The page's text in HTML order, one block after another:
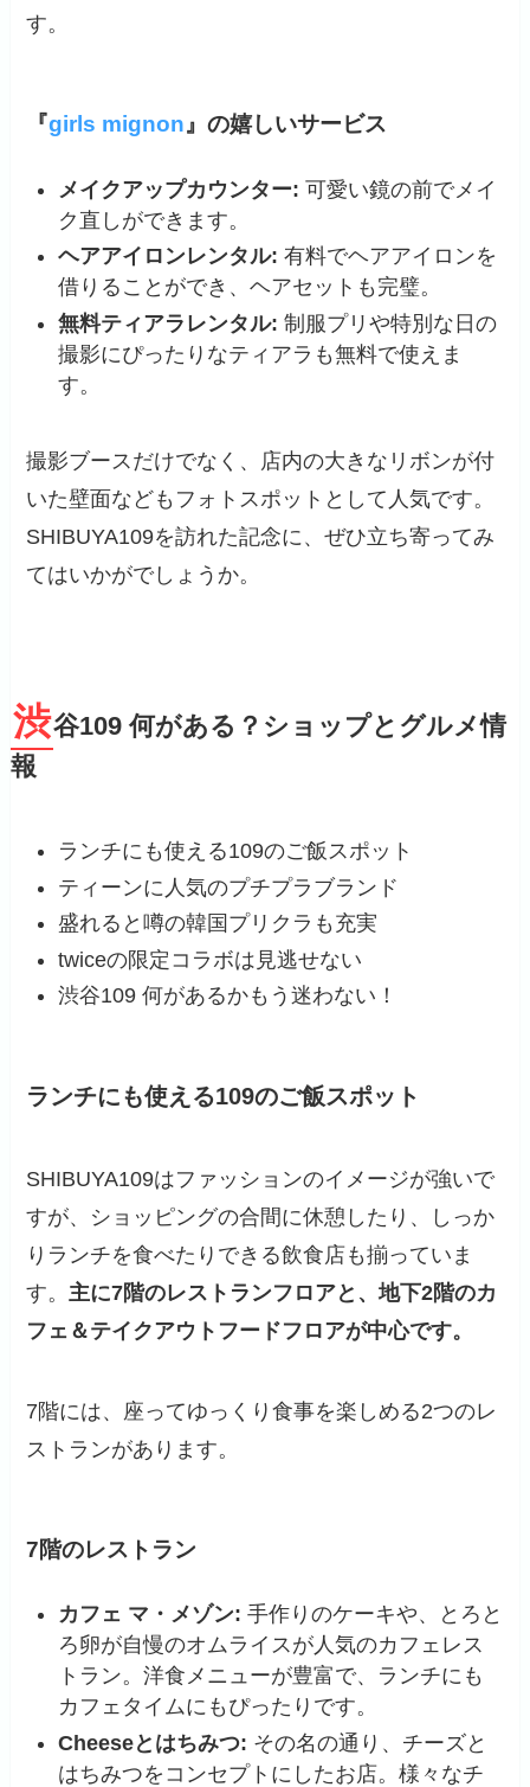
す。
『girls mignon』の嬉しいサービス
メイクアップカウンター: 可愛い鏡の前でメイ
ク直しができます。
ヘアアイロンレンタル: 有料でヘアアイロンを
借りることができ、ヘアセットも完璧。
無料ティアラレンタル: 制服プリや特別な日の
撮影にぴったりなティアラも無料で使えま
す。
撮影ブースだけでなく、店内の大きなリボンが付
いた壁面などもフォトスポットとして人気です。
SHIBUYA109を訪れた記念に、ぜひ立ち寄ってみ
てはいかがでしょうか。
渋谷109 何がある？ショップとグルメ情
報
ランチにも使える109のご飯スポット
ティーンに人気のプチプラブランド
盛れると噂の韓国プリクラも充実
twiceの限定コラボは見逃せない
渋谷109 何があるかもう迷わない！
ランチにも使える109のご飯スポット
SHIBUYA109はファッションのイメージが強いで
すが、ショッピングの合間に休憩したり、しっか
りランチを食べたりできる飲食店も揃っていま
す。 主に7階のレストランフロアと、地下2階のカ
フェ＆テイクアウトフードフロアが中心です。
7階には、座ってゆっくり食事を楽しめる2つのレ
ストランがあります。
7階のレストラン
カフェ マ・メゾン: 手作りのケーキや、とろと
ろ卵が自慢のオムライスが人気のカフェレス
トラン。洋食メニューが豊富で、ランチにも
カフェタイムにもぴったりです。
Cheeseとはちみつ: その名の通り、チーズと
はちみつをコンセプトにしたお店。様々なチ